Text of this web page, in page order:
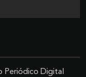
Periódico Digital